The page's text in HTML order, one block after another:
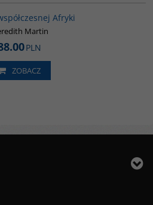
Afryki
Martin
PLN
ZOBACZ